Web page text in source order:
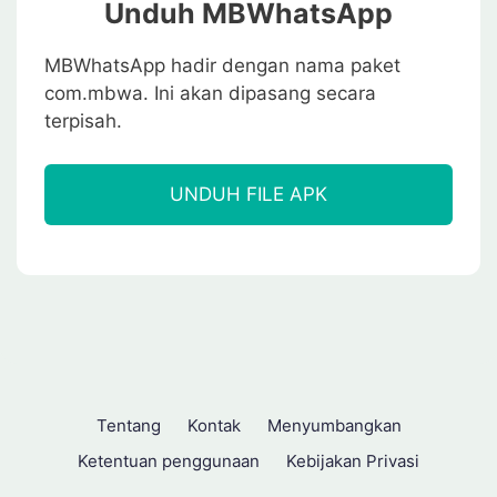
Unduh MBWhatsApp
MBWhatsApp hadir dengan nama paket
com.mbwa. Ini akan dipasang secara
terpisah.
UNDUH FILE APK
Tentang Kontak
Menyumbangkan
Ketentuan penggunaan
Kebijakan Privasi